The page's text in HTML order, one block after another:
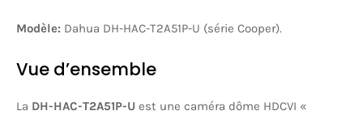
Modèle: Dahua DH-HAC-T2A51P-U (série Cooper).
Vue d’ensemble
La DH-HAC-T2A51P-U est une caméra dôme HDCVI «